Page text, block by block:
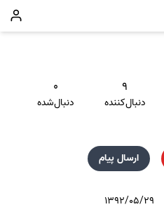
۹
دنبال‌کننده
۰
دنبال‌شده
ارسال پیام
۱۳۹۲/۰۵/۲۹